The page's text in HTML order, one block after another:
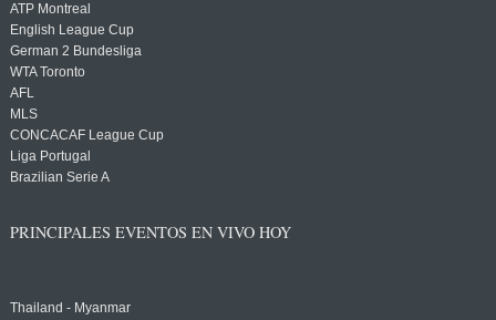
ATP Montreal
English League Cup
German 2 Bundesliga
WTA Toronto
AFL
MLS
CONCACAF League Cup
Liga Portugal
Brazilian Serie A
PRINCIPALES EVENTOS EN VIVO HOY
Thailand - Myanmar